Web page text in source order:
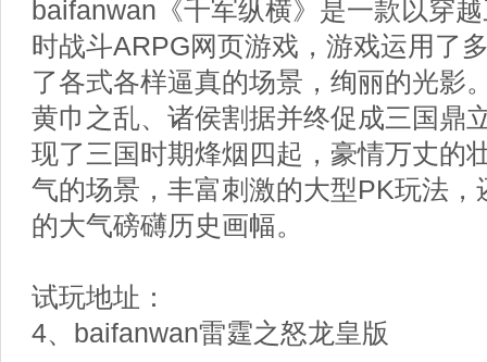
baifanwan《千军纵横》是一款以穿
时战斗ARPG网页游戏，游戏运用了
了各式各样逼真的场景，绚丽的光影
黄巾之乱、诸侯割据并终促成三国鼎
现了三国时期烽烟四起，豪情万丈的
气的场景，丰富刺激的大型PK玩法
的大气磅礴历史画幅。
试玩地址：
4、baifanwan雷霆之怒龙皇版